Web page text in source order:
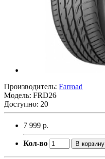
Производитель: Farroad
Модель: FRD26
Доступно: 20
7 999 р.
Кол-во В корзину